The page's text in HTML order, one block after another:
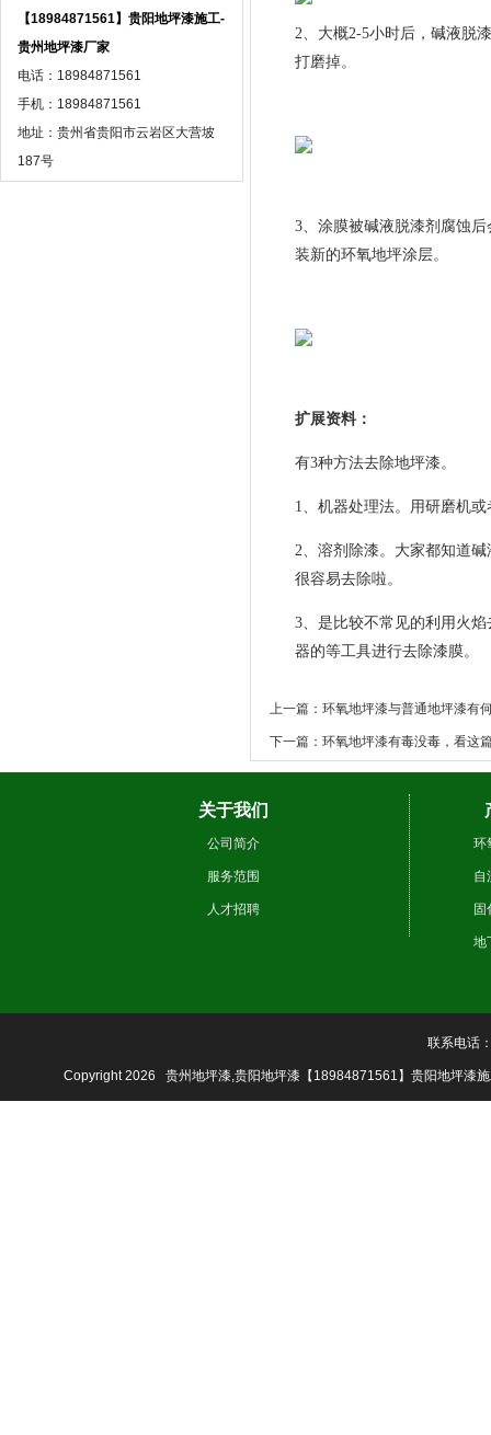
【18984871561】贵阳地坪漆施工-
贵州地坪漆厂家
电话：18984871561
手机：18984871561
地址：贵州省贵阳市云岩区大营坡
187号
2、大概2-5小时后，碱液脱
打磨掉。
3、涂膜被碱液脱漆剂腐蚀
装新的环氧地坪涂层。
扩展资料：
有3种方法去除地坪漆。
1、机器处理法。用研磨机
2、溶剂除漆。大家都知道
很容易去除啦。
3、是比较不常见的利用火
器的等工具进行去除漆膜。
上一篇：环氧地坪漆与普通地坪漆有
下一篇：环氧地坪漆有毒没毒，看这
关于我们
公司简介
服务范围
人才招聘
环
自
固
地
联系电话
Copyright 2026 贵州地坪漆,贵阳地坪漆【18984871561】贵阳地坪漆